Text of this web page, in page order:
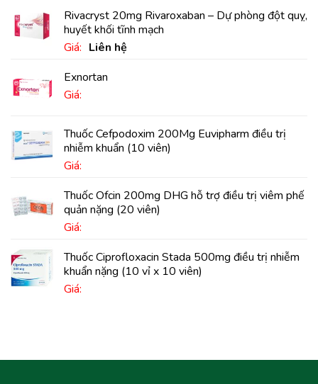
Rivacryst 20mg Rivaroxaban – Dự phòng đột quỵ,
huyết khối tĩnh mạch
Giá: Liên hệ
Exnortan
Giá:
Thuốc Cefpodoxim 200Mg Euvipharm điều trị
nhiễm khuẩn (10 viên)
Giá:
Thuốc Ofcin 200mg DHG hỗ trợ điều trị viêm phế
quản nặng (20 viên)
Giá:
Thuốc Ciprofloxacin Stada 500mg điều trị nhiễm
khuẩn nặng (10 vỉ x 10 viên)
Giá: